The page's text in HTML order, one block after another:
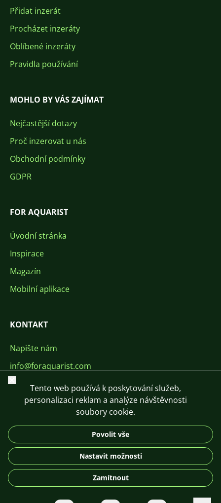
Přidat inzerát
Procházet inzeráty
Oblíbené inzeráty
Pravidla používání
MOHLO BY VÁS ZAJÍMAT
Nejčastější dotazy
Proč inzerovat u nás
Obchodní podmínky
GDPR
FOR AQUARIST
Úvodní stránka
Inspirace
Magazín
Mobilní aplikace
KONTAKT
Napište nám
info@foraquarist.com
+420 603 449 602
DE
© 2026 For Aquarist
Zavřít
Tento web používá k poskytování služeb,
personalizaci reklam a analýze návštěvnosti
soubory cookie.
Povolit vše
Nastavit možnosti
Zamítnout